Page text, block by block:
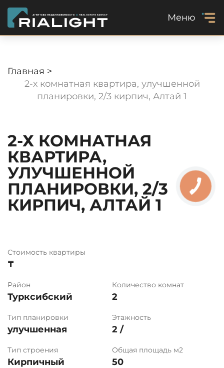
Меню
Главная >
2-х комнатная квартира, улучшенной
планировки, 2/3 кирпич, Алтай 1
2-Х КОМНАТНАЯ
КВАРТИРА,
УЛУЧШЕННОЙ
ПЛАНИРОВКИ, 2/3
КИРПИЧ, АЛТАЙ 1
Стоимость квартиры
₸
Район
Турксибский
Количество комнат
2
Тип планировки
улучшенная
Этажность
2 /
Тип строения
Кирпичный
Общая площадь м2
50